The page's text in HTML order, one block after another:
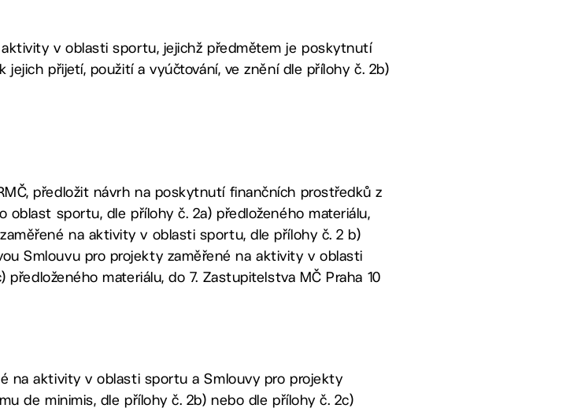
v oblasti sportu, jejichž předmětem je poskytnutí
přijetí, použití a vyúčtování, ve znění dle přílohy č. 2b)
předložit návrh na poskytnutí finančních prostředků z
oblast sportu, dle přílohy č. 2a) předloženého materiálu,
na aktivity v oblasti sportu, dle přílohy č. 2 b)
Smlouvu pro projekty zaměřené na aktivity v oblasti
materiálu, do 7. Zastupitelstva MČ Praha 10
na aktivity v oblasti sportu a Smlouvy pro projekty
de minimis, dle přílohy č. 2b) nebo dle přílohy č. 2c)